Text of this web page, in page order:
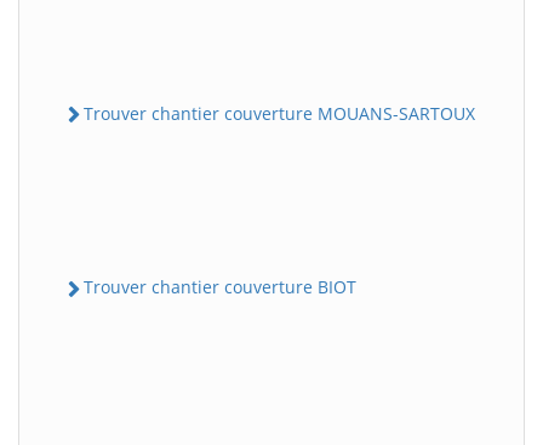
Trouver chantier couverture MOUANS-SARTOUX
Trouver chantier couverture BIOT